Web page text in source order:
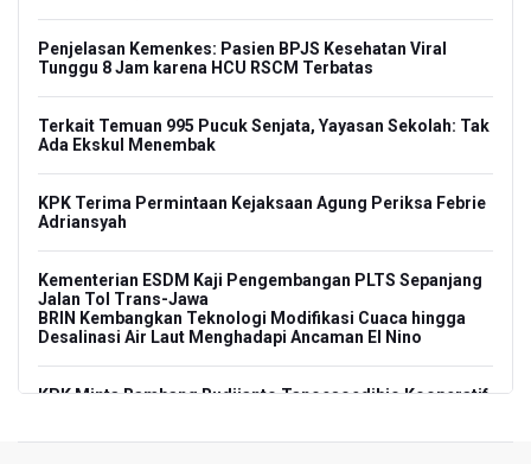
Penjelasan Kemenkes: Pasien BPJS Kesehatan Viral
Tunggu 8 Jam karena HCU RSCM Terbatas
Terkait Temuan 995 Pucuk Senjata, Yayasan Sekolah: Tak
Ada Ekskul Menembak
KPK Terima Permintaan Kejaksaan Agung Periksa Febrie
Adriansyah
Kementerian ESDM Kaji Pengembangan PLTS Sepanjang
Jalan Tol Trans-Jawa
BRIN Kembangkan Teknologi Modifikasi Cuaca hingga
Desalinasi Air Laut Menghadapi Ancaman El Nino
KPK Minta Bambang Rudijanto Tanoesoedibjo Kooperatif,